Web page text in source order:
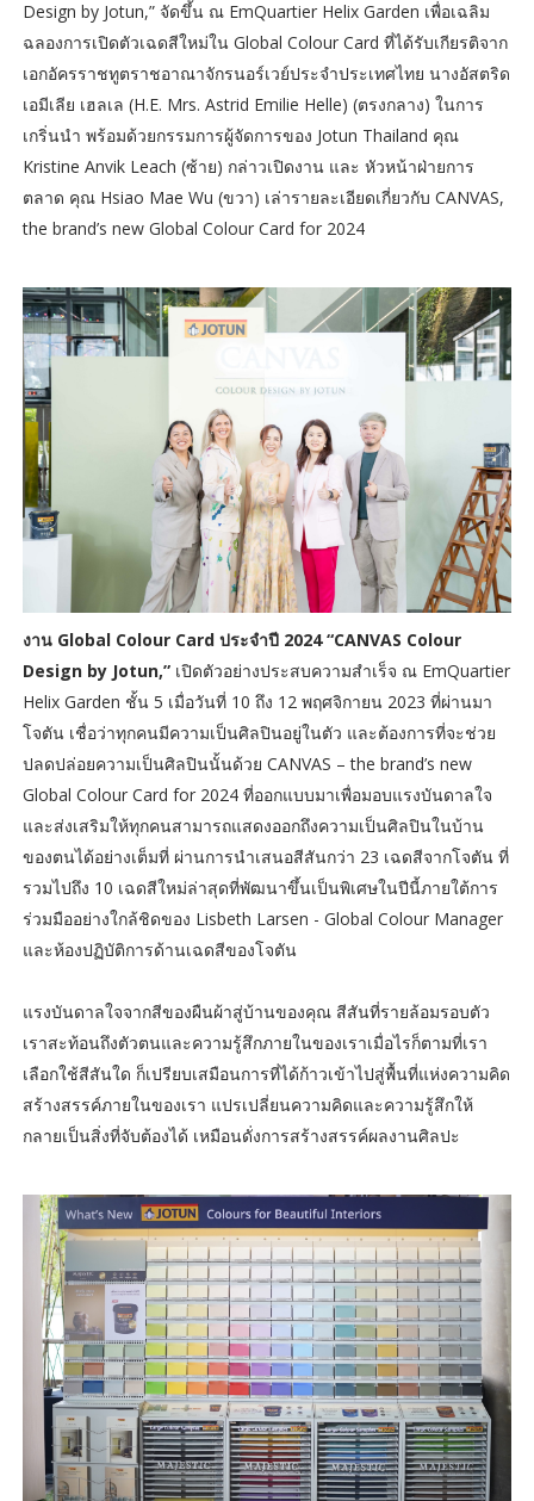
Design by Jotun,” จัดขึ้น ณ EmQuartier Helix Garden เพื่อเฉลิม
ฉลองการเปิดตัวเฉดสีใหม่ใน Global Colour Card ที่ได้รับเกียรติจาก
เอกอัครราชทูตราชอาณาจักรนอร์เวย์ประจำประเทศไทย นางอัสตริด
เอมีเลีย เฮลเล (H.E. Mrs. Astrid Emilie Helle) (ตรงกลาง) ในการ
เกริ่นนำ พร้อมด้วยกรรมการผู้จัดการของ Jotun Thailand คุณ
Kristine Anvik Leach (ซ้าย) กล่าวเปิดงาน และ หัวหน้าฝ่ายการ
ตลาด คุณ Hsiao Mae Wu (ขวา) เล่ารายละเอียดเกี่ยวกับ CANVAS,
the brand’s new Global Colour Card for 2024
งาน Global Colour Card ประจำปี 2024 “CANVAS Colour
Design by Jotun,”เปิดตัวอย่างประสบความสำเร็จ ณ EmQuartier
Helix Garden ชั้น 5 เมื่อวันที่ 10 ถึง 12 พฤศจิกายน 2023 ที่ผ่านมา
โจตัน เชื่อว่าทุกคนมีความเป็นศิลปินอยู่ในตัว และต้องการที่จะช่วย
ปลดปล่อยความเป็นศิลปินนั้นด้วย CANVAS – the brand’s new
Global Colour Card for 2024 ที่ออกแบบมาเพื่อมอบแรงบันดาลใจ
และส่งเสริมให้ทุกคนสามารถแสดงออกถึงความเป็นศิลปินในบ้าน
ของตนได้อย่างเต็มที่ ผ่านการนำเสนอสีสันกว่า 23 เฉดสีจากโจตัน ที่
รวมไปถึง 10 เฉดสีใหม่ล่าสุดที่พัฒนาขึ้นเป็นพิเศษในปีนี้ภายใต้การ
ร่วมมืออย่างใกล้ชิดของ Lisbeth Larsen - Global Colour Manager
และห้องปฏิบัติการด้านเฉดสีของโจตัน
แรงบันดาลใจจากสีของผืนผ้าสู่บ้านของคุณ สีสันที่รายล้อมรอบตัว
เราสะท้อนถึงตัวตนและความรู้สึกภายในของเราเมื่อไรก็ตามที่เรา
เลือกใช้สีสันใด ก็เปรียบเสมือนการที่ได้ก้าวเข้าไปสู่พื้นที่แห่งความคิด
สร้างสรรค์ภายในของเรา แปรเปลี่ยนความคิดและความรู้สึกให้
กลายเป็นสิ่งที่จับต้องได้ เหมือนดั่งการสร้างสรรค์ผลงานศิลปะ